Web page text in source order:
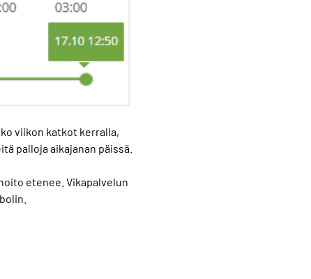
viikon katkot kerralla,
palloja aikajanan päissä.
etenee. Vikapalvelun